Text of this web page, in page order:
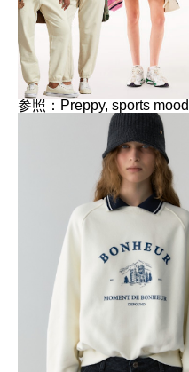
参照：Preppy, sports